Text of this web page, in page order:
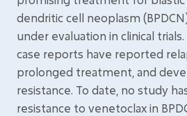
dendritic cell neoplasm
under evaluation in clinical
case reports have reported
prolonged treatment, and
resistance. To date, no study
resistance to venetoclax in